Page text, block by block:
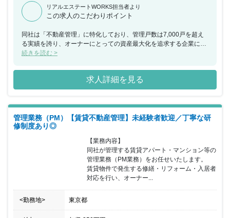
リアルエステートWORKS担当者より
この求人のこだわりポイント
同社は「不動産管理」に特化しており、管理戸数は7,000戸を超え
る実績を誇り、オーナーにとっての資産最大化を追求する企業にな
ります。「不動産オーナー様の一番の味方」となる管理会社を現在
不動産価値の向上と創出に最後までこだわり抜いています。 同ポジ
ションでは、オーナー様対応・⼊居者様対応の両⾯をご担当いただ
く予定となっており、賃貸管理のプロそして不動産経営のパートナ
や室内リノベーションはもちろんのこと、多彩な提案にもチャレン
ジすることができるポジションになります。 ⼀⼈ひとりの思いに寄
り添った明確なキャリアパスを描ける体制も整っており、⾃分らし
く段階的にキャリアを描いていくことが可能です。
続きを読む >
求人詳細を見る
管理業務（PM）【賃貸不動産管理】未経験者歓迎／丁寧な研
修制度あり◎
【業務内容】
同社が管理する賃貸アパート・マンション等の
管理業務（PM業務）をお任せいたします。
賃貸物件で発生する修繕・リフォーム・入居者
対応を行い、オーナー...
<勤務地> 東京都